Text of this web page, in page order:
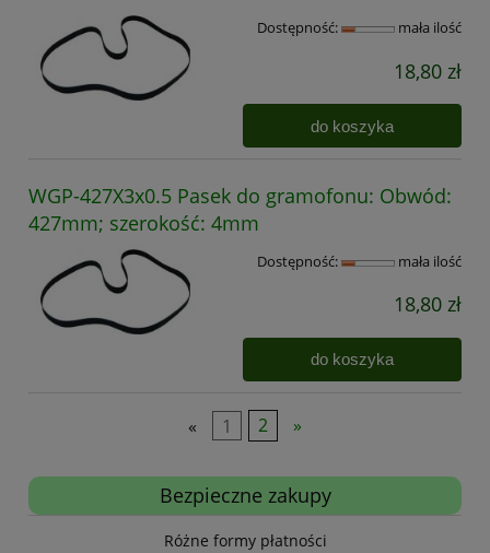
Dostępność: mała ilość
18,80 zł
do koszyka
WGP-427X3x0.5 Pasek do gramofonu: Obwód:
427mm; szerokość: 4mm
Dostępność: mała ilość
18,80 zł
do koszyka
« 1 2 »
Bezpieczne zakupy
Różne formy płatności